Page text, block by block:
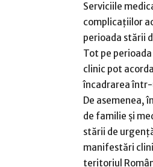
Serviciile
complicațiilor
perioada stării
Tot pe
clinic pot
încadrarea
De asemenea,
de familie și
stării de
manifestări
teritoriul